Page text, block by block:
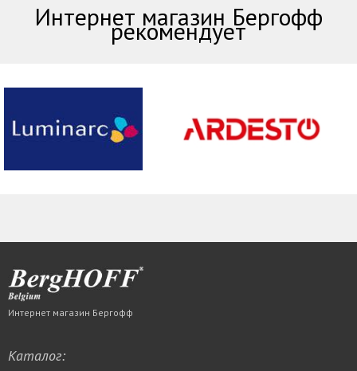
Интернет магазин Бергофф
рекомендует
Интернет магазин Бергофф
Каталог: